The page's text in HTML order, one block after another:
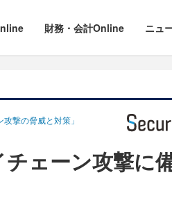
財務・会計Online ニュ
撃の脅威と対策」
ェーン攻撃に